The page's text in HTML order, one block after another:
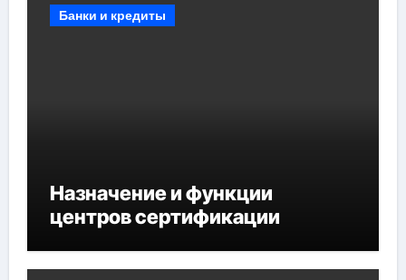
Банки и кредиты
Назначение и функции
центров сертификации